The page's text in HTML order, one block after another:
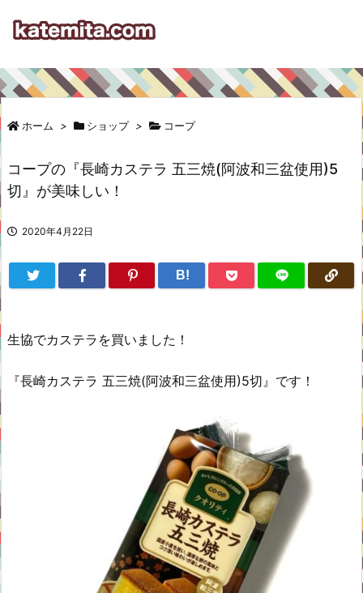
ホーム > ショップ > コープ
コープの『長崎カステラ 五三焼(阿波和三盆使用)5
切』が美味しい！
2020年4月22日
B!
生協でカステラを買いました！
『長崎カステラ 五三焼(阿波和三盆使用)5切』です！